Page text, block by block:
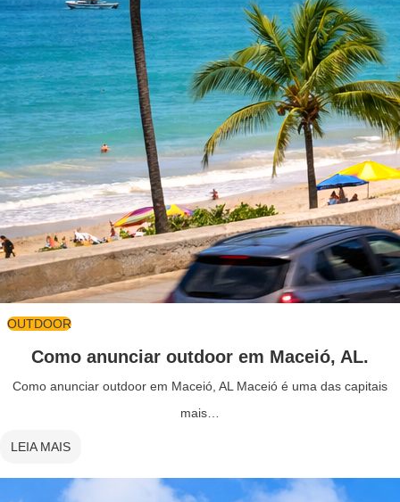
OUTDOOR
Como anunciar outdoor em Maceió, AL.
Como anunciar outdoor em Maceió, AL Maceió é uma das capitais
mais…
LEIA MAIS